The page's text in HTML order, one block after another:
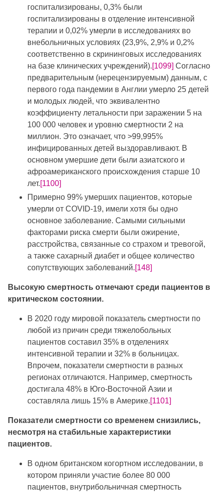
госпитализированы, 0,3% были
госпитализированы в отделение интенсивной
терапии и 0,02% умерли в исследованиях во
внебольничных условиях (23,9%, 2,9% и 0,2%
соответственно в скрининговых исследованиях
на базе клинических учреждений).[1099] Согласно
предварительным (нерецензируемым) данным, с
первого года пандемии в Англии умерло 25 детей
и молодых людей, что эквивалентно
коэффициенту летальности при заражении 5 на
100 000 человек и уровню смертности 2 на
миллион. Это означает, что >99,995%
инфицированных детей выздоравливают. В
основном умершие дети были азиатского и
афроамериканского происхождения старше 10
лет.[1100]
Примерно 99% умерших пациентов, которые
умерли от COVID-19, имели хотя бы одно
основное заболевание. Самыми сильными
факторами риска смерти были ожирение,
расстройства, связанные со страхом и тревогой,
а также сахарный диабет и общее количество
сопутствующих заболеваний.[148]
Высокую смертность отмечают среди пациентов в
критическом состоянии.
В 2020 году мировой показатель смертности по
любой из причин среди тяжелобольных
пациентов составил 35% в отделениях
интенсивной терапии и 32% в больницах.
Впрочем, показатели смертности в разных
регионах отличаются. Например, смертность
достигала 48% в Юго-Восточной Азии и
составляла лишь 15% в Америке.[1101]
Показатели смертности со временем снизились,
несмотря на стабильные характеристики
пациентов.
В одном британском когортном исследовании, в
котором приняли участие более 80 000
пациентов, внутрибольничная смертность